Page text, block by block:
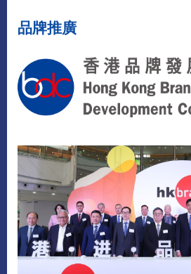
品牌推廣